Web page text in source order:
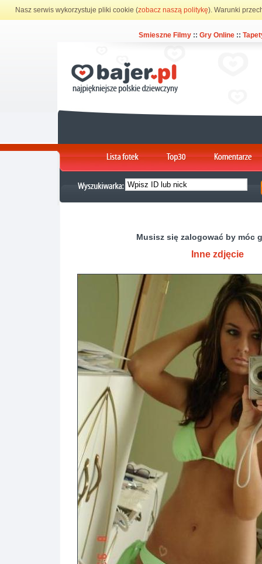
Nasz serwis wykorzystuje pliki cookie (zobacz naszą politykę). Warunki
Smieszne Filmy ::Gry Online ::
Musisz się zalogować by móc
Inne zdjęcie